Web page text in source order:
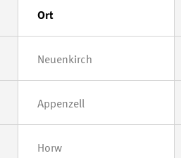
Ort
Neuenkirch
Appenzell
Horw